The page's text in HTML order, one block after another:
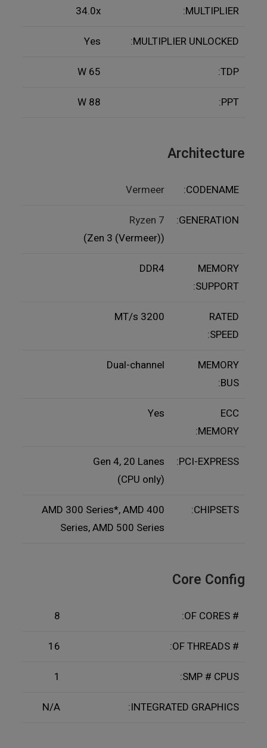
MULTIPLIER:
34.0x
MULTIPLIER UNLOCKED:
Yes
TDP:
65 W
PPT:
88 W
Architecture
CODENAME:
Vermeer
GENERATION:
Ryzen 7
(Zen 3 (Vermeer))
MEMORY
SUPPORT:
DDR4
RATED
SPEED:
3200 MT/s
MEMORY
BUS:
Dual-channel
ECC
MEMORY:
Yes
PCI-EXPRESS:
Gen 4, 20 Lanes
(CPU only)
CHIPSETS:
AMD 300 Series*, AMD 400
Series, AMD 500 Series
Core Config
# OF CORES:
8
# OF THREADS:
16
SMP # CPUS:
1
INTEGRATED GRAPHICS:
N/A